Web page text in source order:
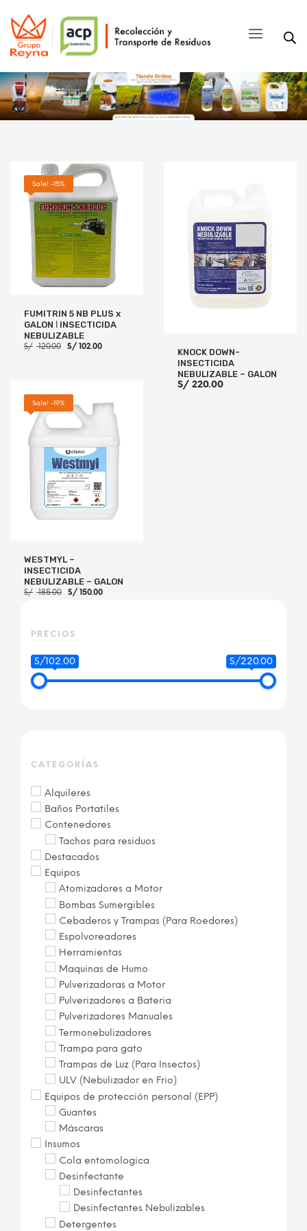
Sale! -15%
FUMITRIN 5 NB PLUS x
GALON ǀ INSECTICIDA
NEBULIZABLE
S/ 120.00
El
S/ 102.00El
AÑADIR AL CARRITO
KNOCK DOWN-
INSECTICIDA
NEBULIZABLE – GALON
S/ 220.00
Sale! -19%
WESTMYL –
INSECTICIDA
NEBULIZABLE – GALON
S/ 185.00
El
S/ 185.00.
S/ 150.00El
AÑADIR AL CARRITO
PRECIOS
S/102.00 S/220.00
CATEGORÍAS
Alquileres
Baños Portatiles
Contenedores
Tachos para residuos
Destacados
Equipos
Atomizadores a Motor
Bombas Sumergibles
Cebaderos y Trampas (Para Roedores)
Espolvoreadores
Herramientas
Maquinas de Humo
Pulverizadoras a Motor
Pulverizadores a Bateria
Pulverizadores Manuales
Termonebulizadores
Trampa para gato
Trampas de Luz (Para Insectos)
ULV (Nebulizador en Frio)
Equipos de protección personal (EPP)
Guantes
Máscaras
Insumos
Cola entomologica
Desinfectante
Desinfectantes
Desinfectantes Nebulizables
Detergentes